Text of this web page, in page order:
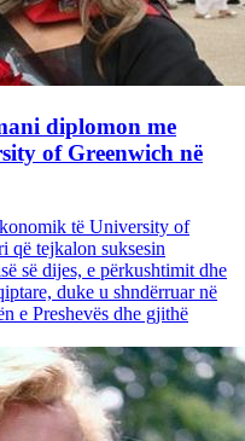
diplomon me
of Greenwich në
të University of
që tejkalon suksesin
së dijes, e përkushtimit dhe
duke u shndërruar në
e Preshevës dhe gjithë